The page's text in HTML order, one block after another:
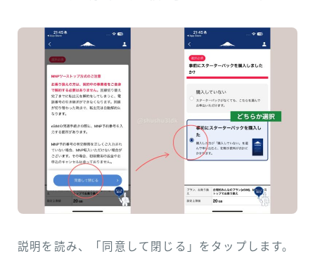
説明を読み、「同意して閉じる」をタップします。